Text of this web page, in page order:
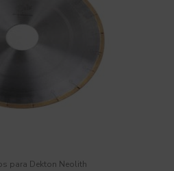
para Dekton Neolith